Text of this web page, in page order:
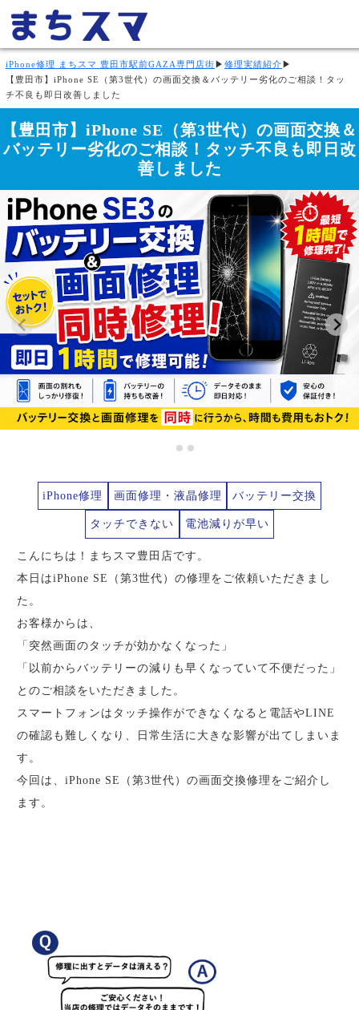
iPhone修理 まちスマ 豊田市駅前GAZA専門店街 ▶ 修理実績紹介 ▶
【豊田市】iPhone SE（第3世代）の画面交換＆バッテリー劣化のご相談！タッ
チ不良も即日改善しました
【豊田市】iPhone SE（第3世代）の画面交換＆
バッテリー劣化のご相談！タッチ不良も即日改
善しました
iPhone修理 画面修理・液晶修理 バッテリー交換
タッチできない 電池減りが早い
こんにちは！まちスマ豊田店です。
本日はiPhone SE（第3世代）の修理をご依頼いただきまし
た。
お客様からは、
「突然画面のタッチが効かなくなった」
「以前からバッテリーの減りも早くなっていて不便だった」
とのご相談をいただきました。
スマートフォンはタッチ操作ができなくなると電話やLINE
の確認も難しくなり、日常生活に大きな影響が出てしまいま
す。
今回は、iPhone SE（第3世代）の画面交換修理をご紹介し
ます。